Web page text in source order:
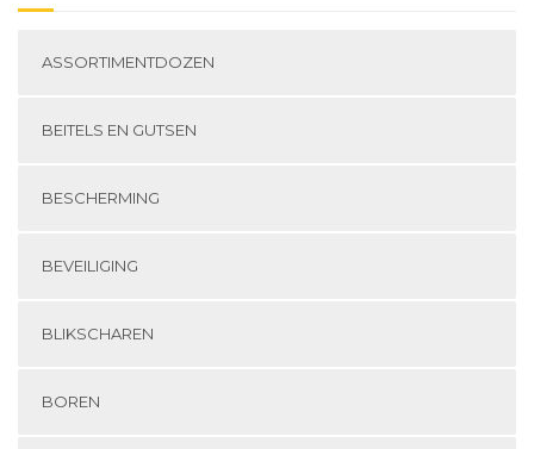
ASSORTIMENTDOZEN
BEITELS EN GUTSEN
BESCHERMING
BEVEILIGING
BLIKSCHAREN
BOREN